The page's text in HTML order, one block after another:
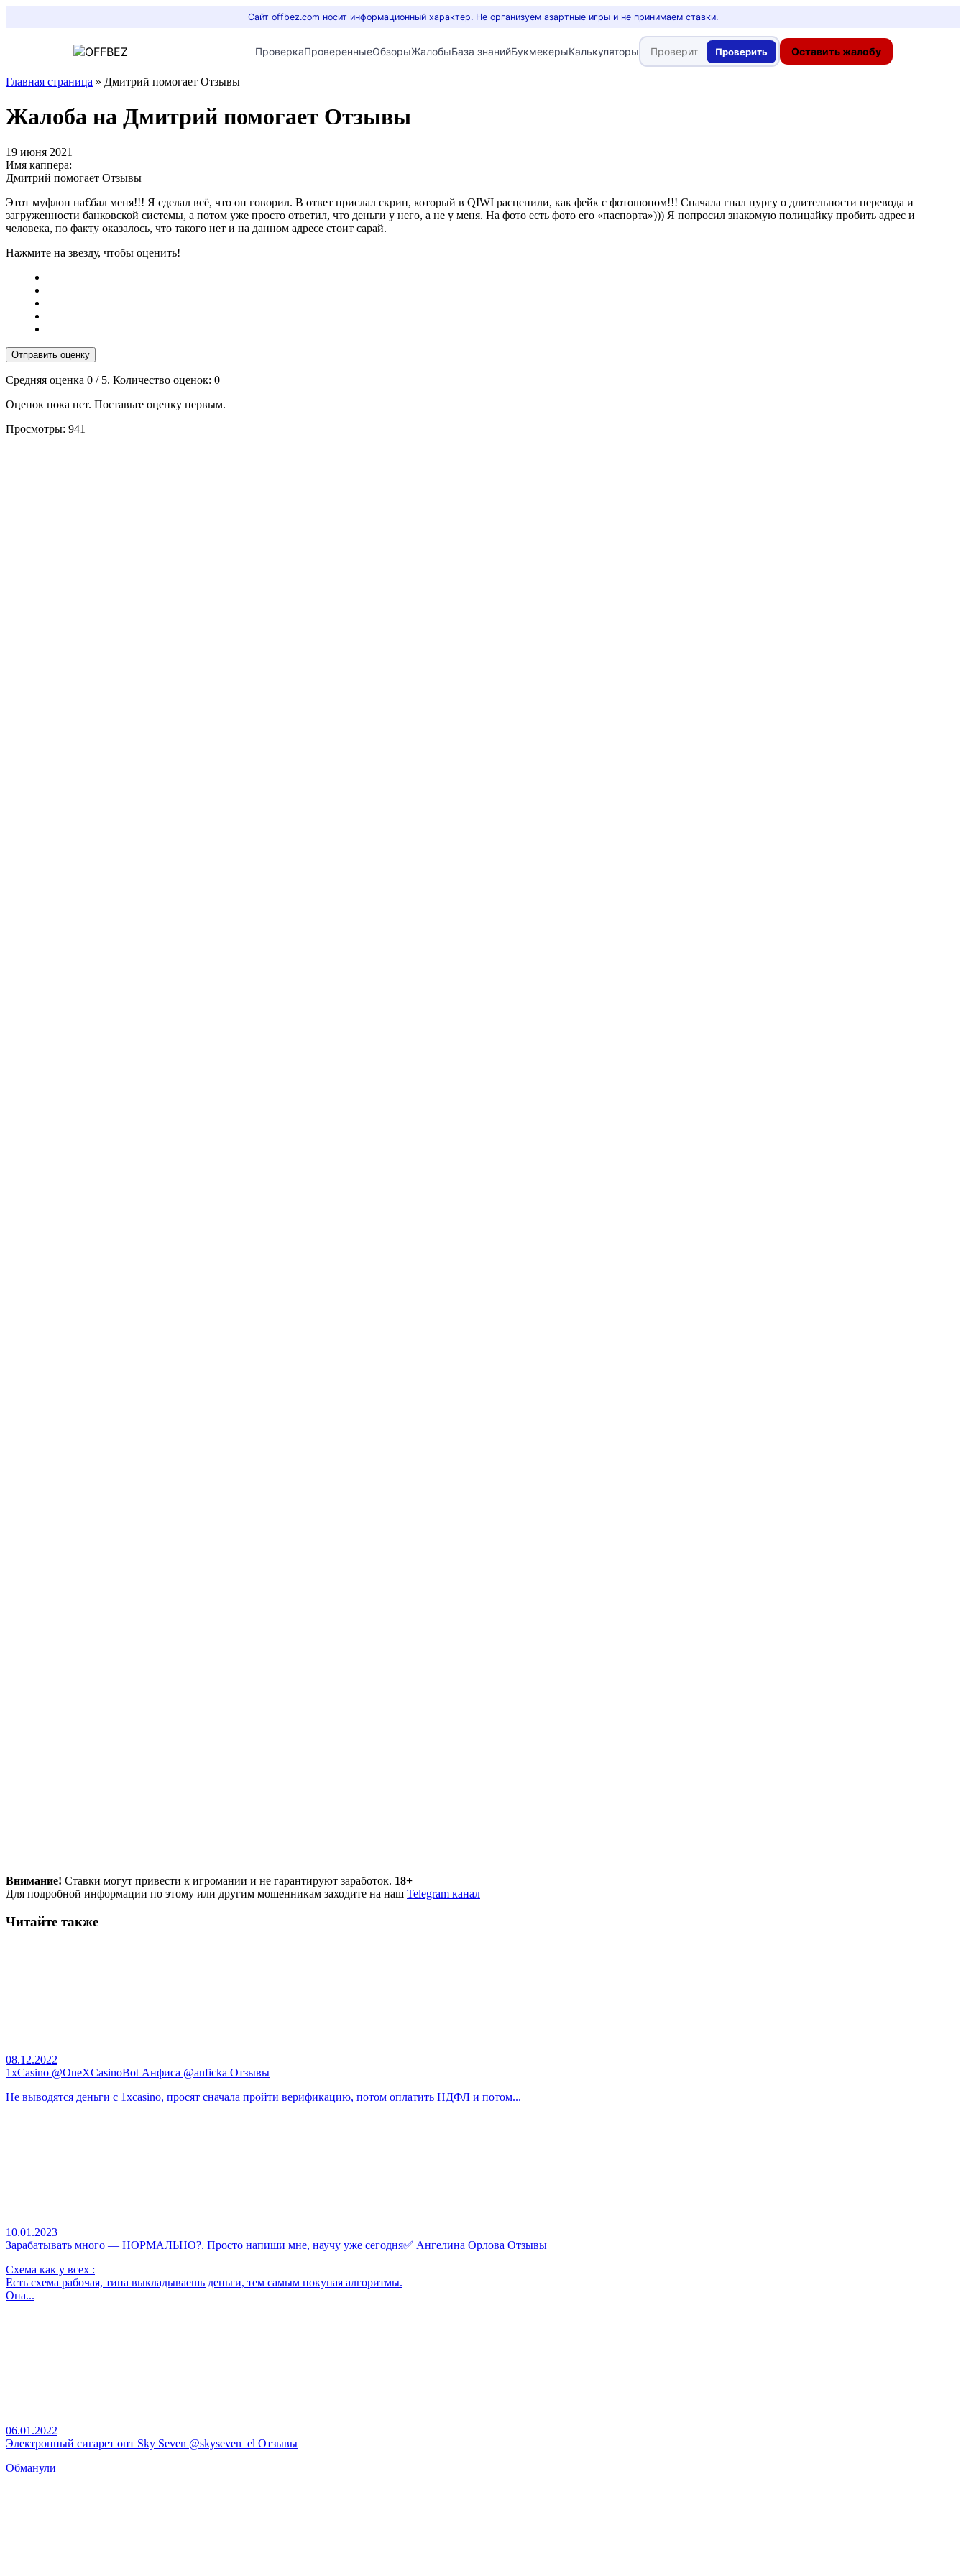
Сайт offbez.com носит информационный характер. Не организуем азартные игры и не принимаем ставки.
ПроверкаПроверенныеОбзорыЖалобыБаза знанийБукмекерыКалькуляторы Проверить Оставить жалобу
Главная страница » Дмитрий помогает Отзывы
Жалоба на Дмитрий помогает Отзывы
19 июня 2021
Имя каппера:
Дмитрий помогает Отзывы
Этот муфлон на€бал меня!!! Я сделал всё, что он говорил. В ответ прислал скрин, который в QIWI расценили, как фейк с фотошопом!!! Сначала гнал пургу о длительности перевода и
загруженности банковской системы, а потом уже просто ответил, что деньги у него, а не у меня. На фото есть фото его «паспорта»))) Я попросил знакомую полицайку пробить адрес и
человека, по факту оказалось, что такого нет и на данном адресе стоит сарай.
Нажмите на звезду, чтобы оценить!
Отправить оценку
Средняя оценка 0 / 5. Количество оценок: 0
Оценок пока нет. Поставьте оценку первым.
Просмотры: 941
Внимание! Ставки могут привести к игромании и не гарантируют заработок. 18+
Для подробной информации по этому или другим мошенникам заходите на наш Telegram канал
Читайте также
08.12.2022
1xCasino @OneXCasinoBot Анфиса @anficka Отзывы
Не выводятся деньги с 1xcasino, просят сначала пройти верификацию, потом оплатить НДФЛ и потом...
10.01.2023
Зарабатывать много — НОРМАЛЬНО?. Просто напиши мне, научу уже сегодня✅ Ангелина Орлова Отзывы
Схема как у всех :
Есть схема рабочая, типа выкладываешь деньги, тем самым покупая алгоритмы.
Она...
06.01.2022
Электронный сигарет опт Sky Seven @skyseven_el Отзывы
Обманули